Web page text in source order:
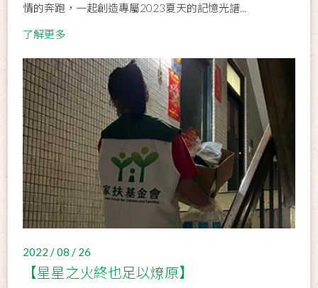
情的奔跑，一起創造專屬2023夏天的記憶光譜...
了解更多
2022 / 08 / 26
【星星之火終也足以燎原】